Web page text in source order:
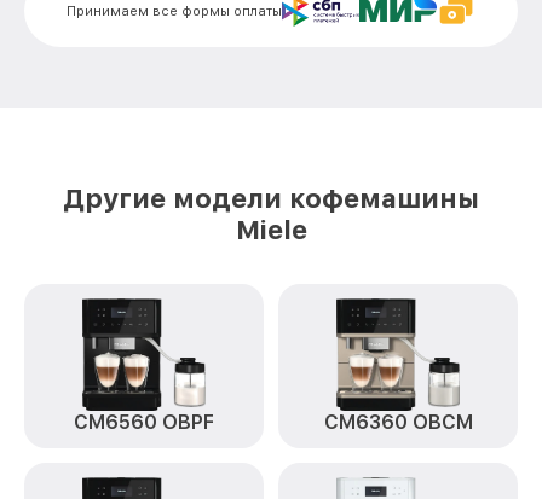
Ремонт пароблока или декальцинация
от 3000₽
Диагностика и ремонт платы
управления CVA7840 EDST/CLST Miele
Принимаем все формы оплаты
Другие модели кофемашины
Miele
CM6560 OBPF CM6360 OBCM